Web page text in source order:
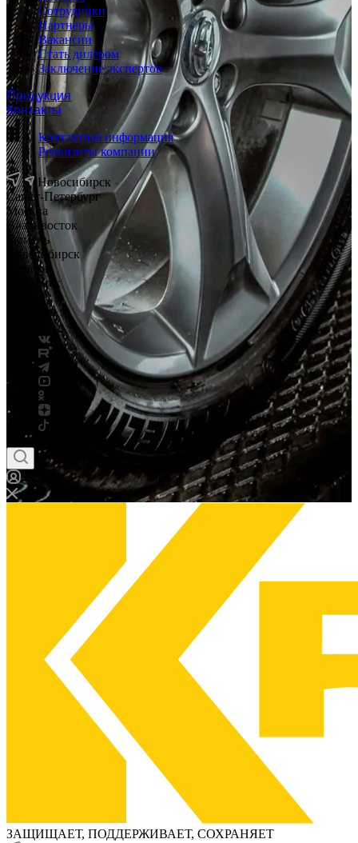
Сотрудники
Партнеры
Вакансии
Стать дилером
Заключение экспертов
Продукция
Контакты
Контактная информация
Реквизиты компании
Новосибирск
Санкт-Петербург
Москва
Владивосток
Тюмень
Новосибирск
Саратов
Смоленск
Беларусь
ЗАЩИЩАЕТ, ПОДДЕРЖИВАЕТ, СОХРАНЯЕТ